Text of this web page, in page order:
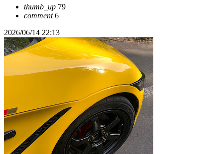
thumb_up 79
comment6
2026/06/14 22:13